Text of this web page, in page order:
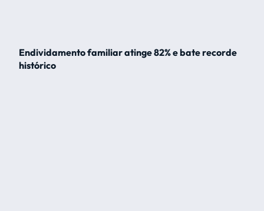
Endividamento familiar atinge 82% e bate recorde
histórico